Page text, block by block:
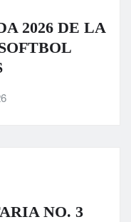
2026 DE LA
NO. 3